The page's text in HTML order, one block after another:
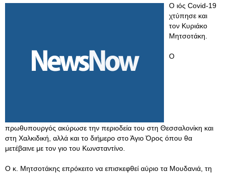
Ο ιός Covid-19
χτύπησε και
τον Κυριάκο
Μητσοτάκη.
Ο
πρωθυπουργός ακύρωσε την περιοδεία του στη Θεσσαλονίκη και
στη Χαλκιδική, αλλά και το διήμερο στο Άγιο Όρος όπου θα
μετέβαινε με τον γιο του Κωνσταντίνο.
Ο κ. Μητσοτάκης επρόκειτο να επισκεφθεί αύριο τα Μουδανιά, τη